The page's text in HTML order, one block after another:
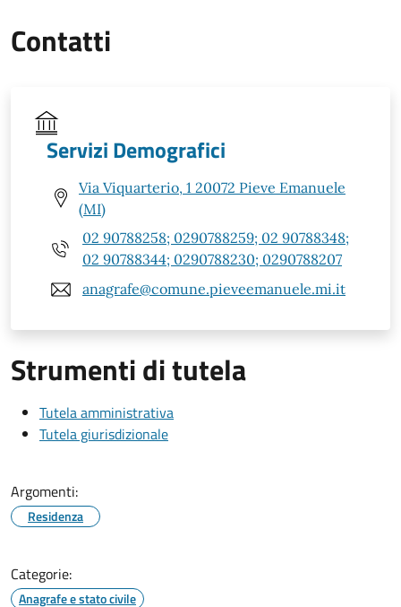
Contatti
Servizi Demografici
Via Viquarterio, 1 20072 Pieve Emanuele
(MI)
02 90788258; 0290788259; 02 90788348;
02 90788344; 0290788230; 0290788207
anagrafe@comune.pieveemanuele.mi.it
Strumenti di tutela
Tutela amministrativa
Tutela giurisdizionale
Argomenti:
Residenza
Categorie:
Anagrafe e stato civile